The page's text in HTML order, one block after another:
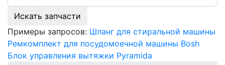
Искать запчасти
Примеры запросов: Шланг для стиральной машины
Ремкомплект для посудомоечной машины Bosh
Блок управления вытяжки Pyramida